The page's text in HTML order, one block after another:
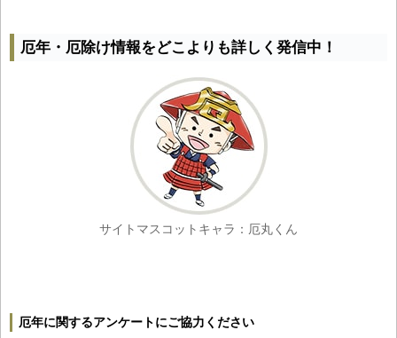
厄年・厄除け情報をどこよりも詳しく発信中！
サイトマスコットキャラ：厄丸くん
厄年に関するアンケートにご協力ください